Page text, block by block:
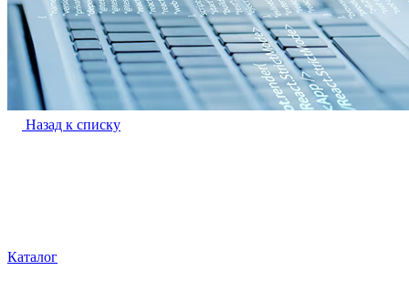
Назад к списку
Каталог